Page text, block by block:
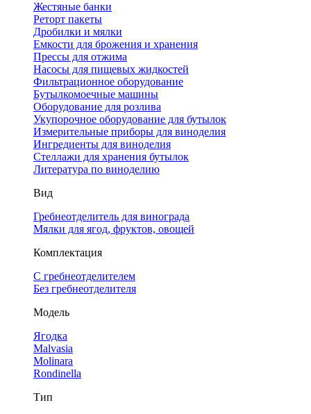
Жестяные банки
Реторт пакеты
Дробилки и мялки
Емкости для брожения и хранения
Прессы для отжима
Насосы для пищевых жидкостей
Фильтрационное оборудование
Бутылкомоечные машины
Оборудование для розлива
Укупорочное оборудование для бутылок
Измерительные приборы для виноделия
Ингредиенты для виноделия
Стеллажи для хранения бутылок
Литература по виноделию
Вид
Гребнеотделитель для винограда
Мялки для ягод, фруктов, овощей
Комплектация
С гребнеотделителем
Без гребнеотделителя
Модель
Ягодка
Malvasia
Molinara
Rondinella
Тип